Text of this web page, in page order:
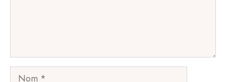
Nom